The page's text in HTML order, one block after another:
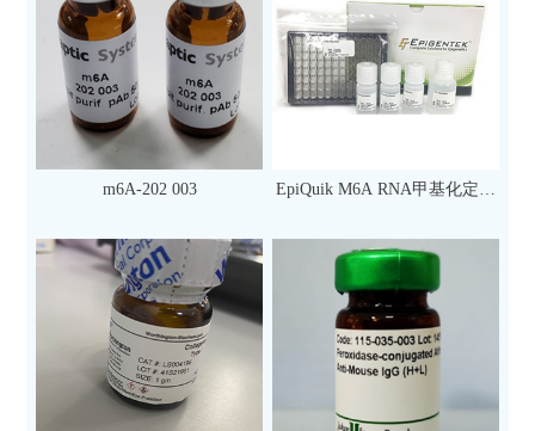
m6A-202 003
EpiQuik M6A RNA甲基化定量
次）